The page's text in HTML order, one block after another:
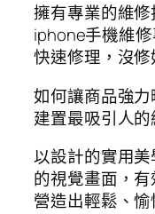
擁有專業的維
iphone手機維
快速修理，沒
如何讓商品強
建置最吸引人
以設計的實用
的視覺畫面，
營造出輕鬆、